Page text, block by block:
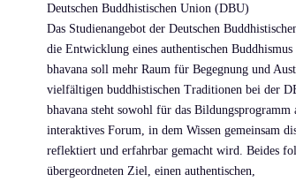
Deutschen Buddhistischen Union (DBU)
Das Studienangebot der Deutschen
die Entwicklung eines authentischen Buddhismus
bhavana soll mehr Raum für Begegnung und
vielfältigen buddhistischen Traditionen bei der
bhavana steht sowohl für das Bildungsprogramm
interaktives Forum, in dem Wissen gemeinsam
reflektiert und erfahrbar gemacht wird. Beides
übergeordneten Ziel, einen authentischen,